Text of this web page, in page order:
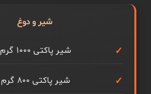
شیر و دوغ
شیر پاکتی ۱۰۰۰ گرم دیار
شیر پاکتی ۸۰۰ گرم دیار